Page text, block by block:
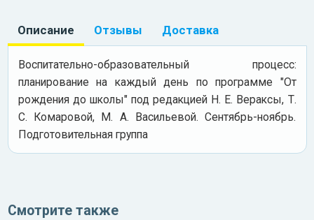
Описание Отзывы Доставка
Воспитательно-образовательный процесс:
планирование на каждый день по программе "От
рождения до школы" под редакцией Н. Е. Вераксы, Т.
С. Комаровой, М. А. Васильевой. Сентябрь-ноябрь.
Подготовительная группа
Смотрите также